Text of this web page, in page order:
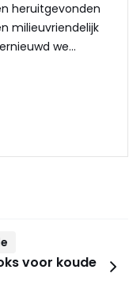
heruitgevonden
milieuvriendelijk
we…
voor koude